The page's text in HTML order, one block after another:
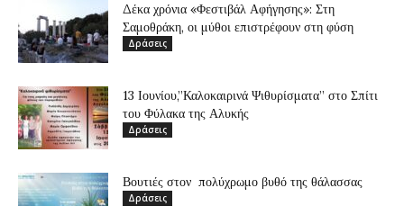
Δέκα χρόνια «Φεστιβάλ Αφήγησης»: Στη
Σαμοθράκη, οι μύθοι επιστρέφουν στη φύση
Δράσεις
13 Ιουνίου,”Καλοκαιρινά Ψιθυρίσματα” στο Σπίτι
του Φύλακα της Αλυκής
Δράσεις
Βουτιές στον πολύχρωμο βυθό της θάλασσας
Δράσεις